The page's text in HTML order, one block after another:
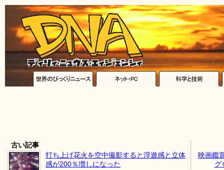
古い記事
打ち上げ花火を空中撮影すると浮遊感と立体
感が200％増しになった
映画鑑
グ